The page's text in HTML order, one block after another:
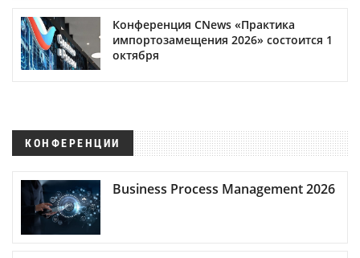
Конференция CNews «Практика
импортозамещения 2026» состоится 1
октября
КОНФЕРЕНЦИИ
Business Process Management 2026